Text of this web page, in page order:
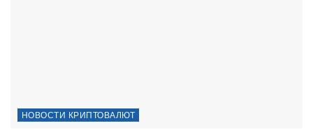
НОВОСТИ КРИПТОВАЛЮТ